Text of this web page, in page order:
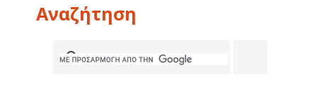
Αναζήτηση